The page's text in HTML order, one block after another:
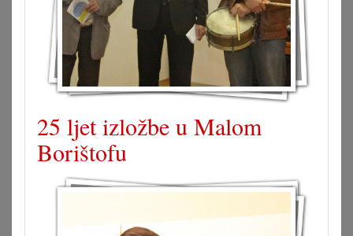
25 ljet izložbe u Malom
Borištofu